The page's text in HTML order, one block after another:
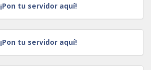
¡Pon tu servidor aquí!
¡Pon tu servidor aquí!